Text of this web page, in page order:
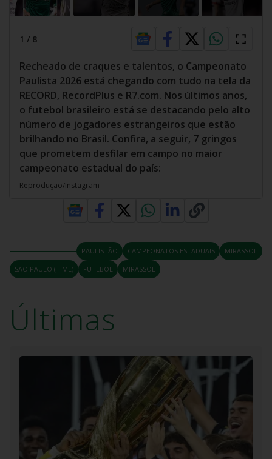
1 / 8
Recheado de craques e talentos, o Campeonato
Paulista 2026 está chegando com tudo na tela da
RECORD, RecordPlus e R7.com. Nos últimos anos,
o futebol brasileiro está se destacando pelo alto
número de jogadores estrangeiros que estão
brilhando no Brasil. Confira, a seguir, 7 gringos
que prometem desfilar em campo no maior
campeonato estadual do país:
Reprodução/Instagram
PAULISTÃO CAMPEONATOS ESTADUAIS
MIRASSOL
SÃO PAULO (TIME)
FUTEBOL MIRASSOL
Últimas